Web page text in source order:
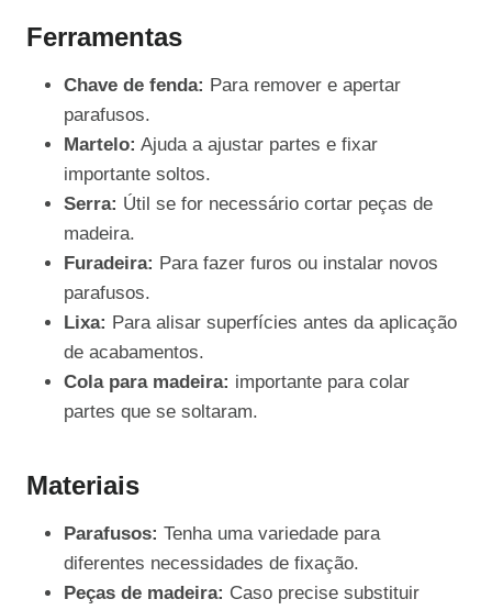
Ferramentas
Chave de fenda: Para remover e apertar
parafusos.
Martelo: Ajuda a ajustar partes e fixar
importante soltos.
Serra: Útil se for necessário cortar peças de
madeira.
Furadeira: Para fazer furos ou instalar novos
parafusos.
Lixa: Para alisar superfícies antes da aplicação
de acabamentos.
Cola para madeira: importante para colar
partes que se soltaram.
Materiais
Parafusos: Tenha uma variedade para
diferentes necessidades de fixação.
Peças de madeira: Caso precise substituir